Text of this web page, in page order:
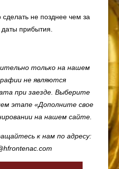
не позднее чем за
прибытия.
только на нашем
не являются
при заезде. Выберите
этапе «Дополните свое
на нашем сайте.
к нам по адресу: